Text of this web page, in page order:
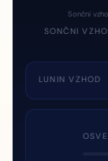
Sončni
SONČNI
LUNIN VZHOD